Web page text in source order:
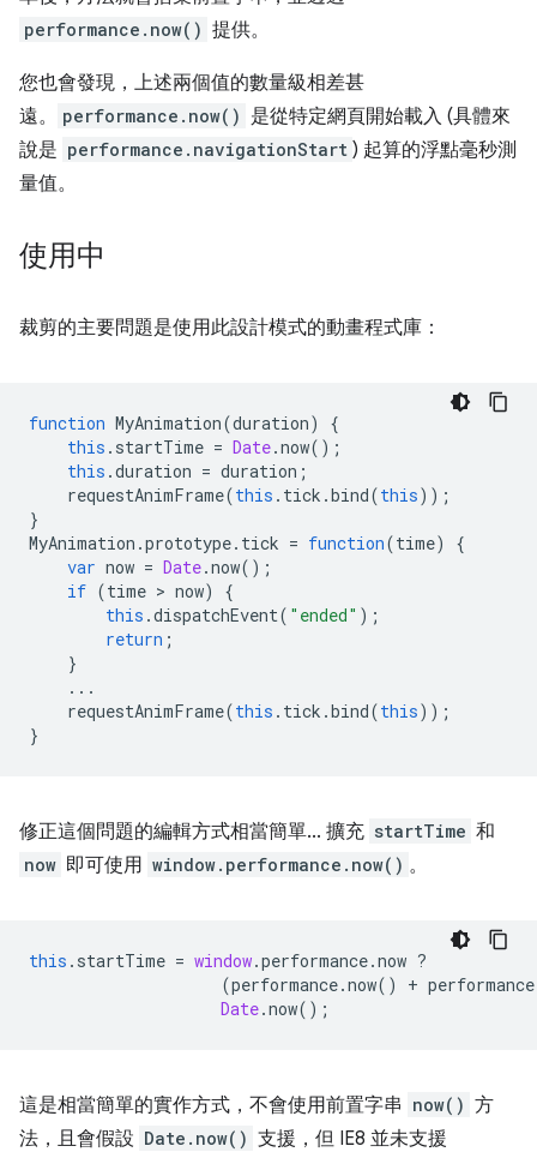
performance.now() 提供。
您也會發現，上述兩個值的數量級相差甚
遠。
performance.now() 是從特定網頁開始載入 (具體來
說是 performance.navigationStart ) 起算的浮點毫秒測
量值。
使用中
裁剪的主要問題是使用此設計模式的動畫程式庫：
function MyAnimation(duration)
{
this . startTime = Date.now();
this .duration = duration ;
requestAnimFrame(this . tick .bind(this));
}
MyAnimation .prototype. tick = function(time)
{
var now = Date.now();
if (time > now)
{
this .dispatchEvent( "ended" );
return ;
}
...
requestAnimFrame(this . tick .bind(this));
}
修正這個問題的編輯方式相當簡單... 擴充 startTime 和
now 即可使用 window.performance.now() 。
this . startTime = window.performance.now ?
(performance.now() + performance
Date.now();
這是相當簡單的實作方式，不會使用前置字串 now() 方
法，且會假設 Date.now() 支援，但 IE8 並未支援